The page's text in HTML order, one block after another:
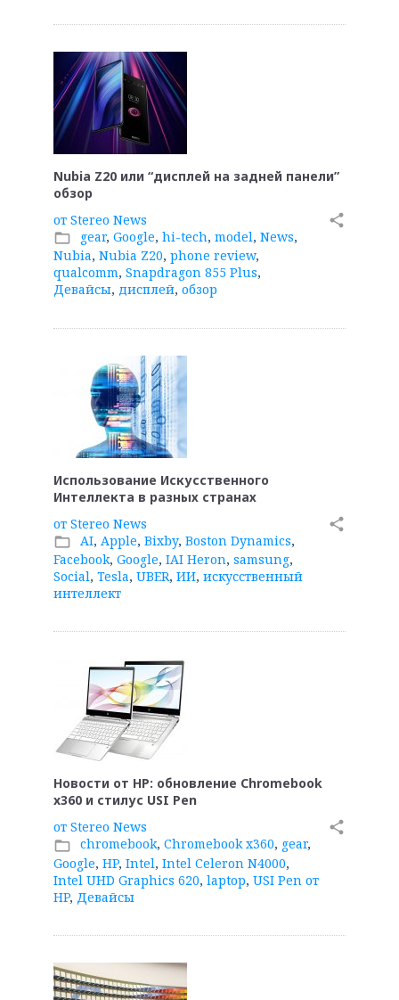
Nubia Z20 или “дисплей на задней панели”
обзор
от Stereo News
folder_open gear, Google, hi-tech, model, News,
Nubia, Nubia Z20, phone review,
qualcomm, Snapdragon 855 Plus,
Девайсы, дисплей, обзор
share
Использование Искусственного
Интеллекта в разных странах
от Stereo News
folder_open AI, Apple, Bixby, Boston Dynamics,
Facebook, Google, IAI Heron, samsung,
Social, Tesla, UBER, ИИ, искусственный
интеллект
share
Новости от HP: обновление Chromebook
x360 и стилус USI Pen
от Stereo News
folder_open chromebook, Chromebook x360, gear,
Google, HP, Intel, Intel Celeron N4000,
Intel UHD Graphics 620, laptop, USI Pen от
HP, Девайсы
share